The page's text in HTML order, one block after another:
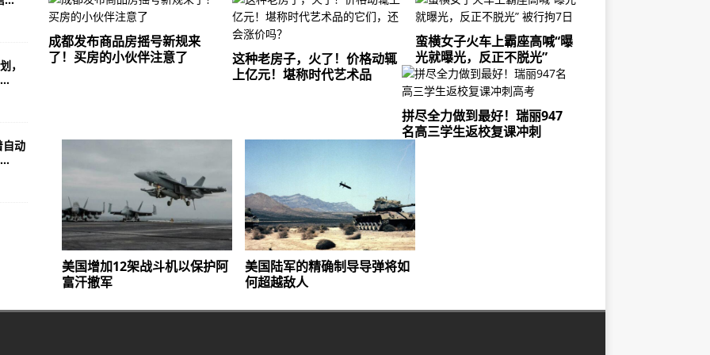
时发生车祸，有人员伤亡
的小伙伴注意了
司回击：荒谬！
成都发布商品房摇号新规来
了！买房的小伙伴注意了
这种老房子，火了！价格动辄
上亿元！堪称时代艺术品
蛮横女子火车上霸座高喊“曝
光就曝光，反正不脱光”
拼尽全力做到最好！瑞丽947
名高三学生返校复课冲刺
美国增加12架战斗机以保护阿
富汗撤军
美国陆军的精确制导导弹将如
何超越敌人
，
自动